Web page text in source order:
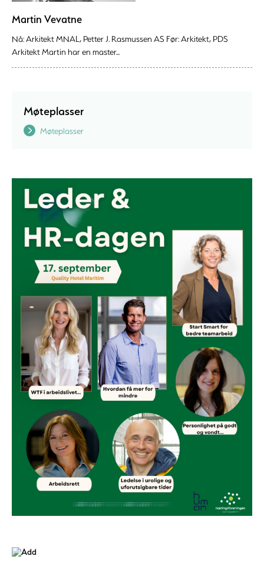
Martin Vevatne
Nå: Arkitekt MNAL, Petter J. Rasmussen AS Før: Arkitekt, PDS
Arkitekt Martin har en master...
Møteplasser
Møteplasser